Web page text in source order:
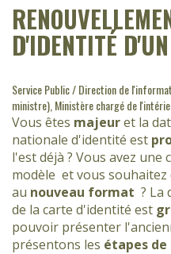
D'IDENTITÉ
Service Public / Direction de
ministre), Ministère chargé de
Vous êtes majeuret la
nationale d'identité est
l'est déjà ? Vous avez une
modèle et vous
au nouveau format ? La
de la carte d'identité est
pouvoir présenter
présentons les étapes de